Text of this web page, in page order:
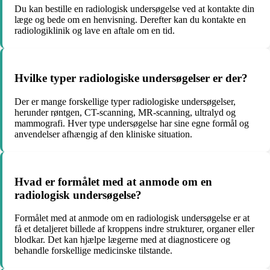
Du kan bestille en radiologisk undersøgelse ved at kontakte din
læge og bede om en henvisning. Derefter kan du kontakte en
radiologiklinik og lave en aftale om en tid.
Hvilke typer radiologiske undersøgelser er der?
Der er mange forskellige typer radiologiske undersøgelser,
herunder røntgen, CT-scanning, MR-scanning, ultralyd og
mammografi. Hver type undersøgelse har sine egne formål og
anvendelser afhængig af den kliniske situation.
Hvad er formålet med at anmode om en
radiologisk undersøgelse?
Formålet med at anmode om en radiologisk undersøgelse er at
få et detaljeret billede af kroppens indre strukturer, organer eller
blodkar. Det kan hjælpe lægerne med at diagnosticere og
behandle forskellige medicinske tilstande.